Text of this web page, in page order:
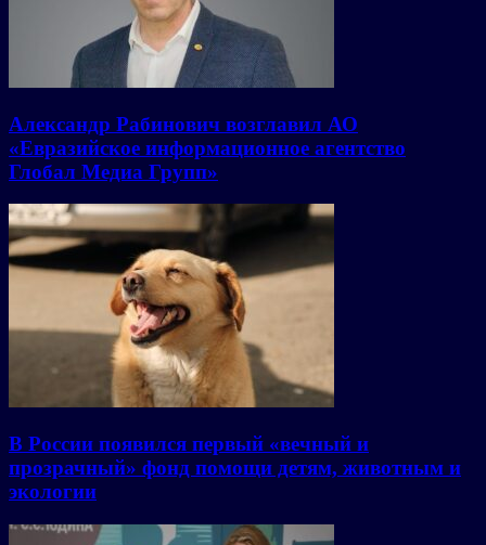
Александр Рабинович возглавил АО
«Евразийское информационное агентство
Глобал Медиа Групп»
В России появился первый «вечный и
прозрачный» фонд помощи детям, животным и
экологии